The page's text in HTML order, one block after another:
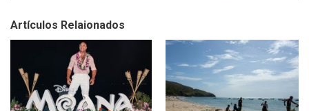
Artículos Relaionados